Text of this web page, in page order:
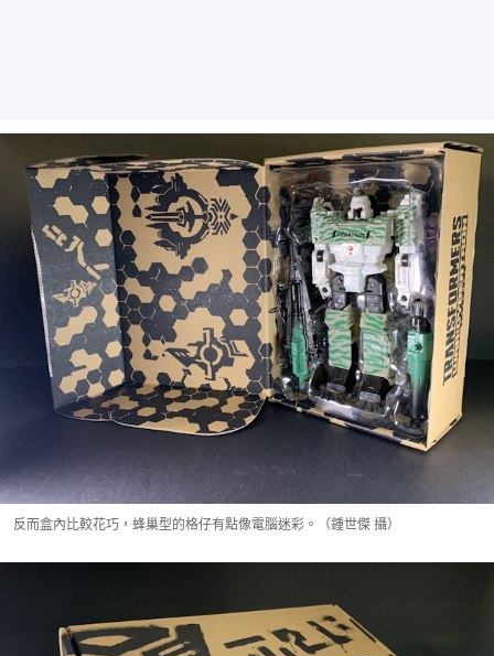
反而盒內比較花巧，蜂巢型的格仔有點像電腦迷彩。（鍾世傑 攝）